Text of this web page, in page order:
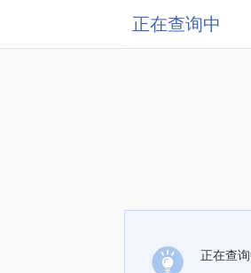
正在查询中
正在查